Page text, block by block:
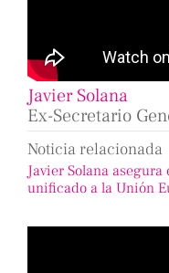
Javier Solana
Ex-Secretario
Noticia relacionada
Javier Solana
unificado a la Unión